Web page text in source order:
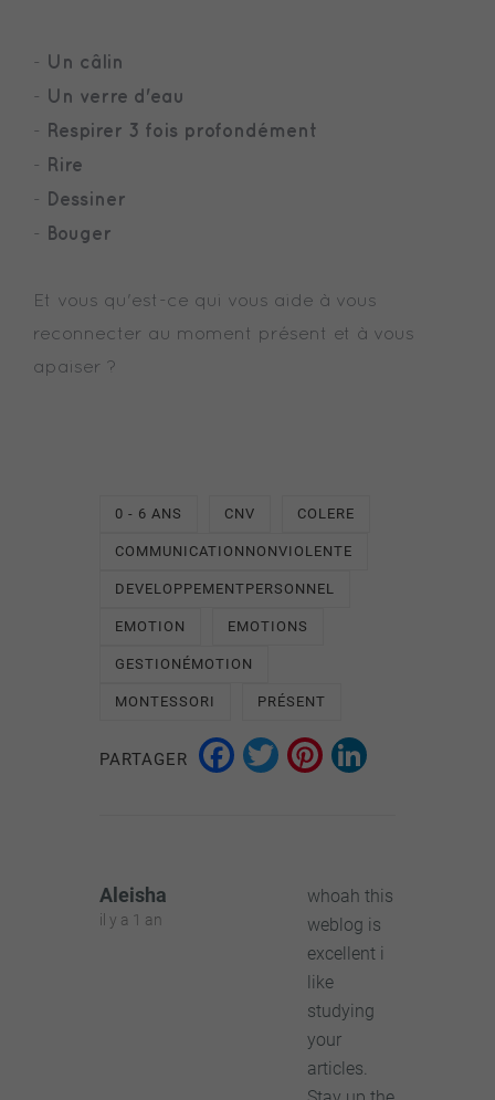
- Un câlin
- Un verre d'eau
- Respirer 3 fois profondément
- Rire
- Dessiner
- Bouger
Et vous qu'est-ce qui vous aide à vous
reconnecter au moment présent et à vous
apaiser ?
0 - 6 ANS CNV COLERE
COMMUNICATIONNONVIOLENTE
DEVELOPPEMENTPERSONNEL
EMOTION EMOTIONS
GESTIONÉMOTION
MONTESSORI PRÉSENT
PARTAGER Facebook
Twitter
Pinterest
Aleisha
il y a 1 an
whoah this
weblog is
excellent i
like
studying
your
articles.